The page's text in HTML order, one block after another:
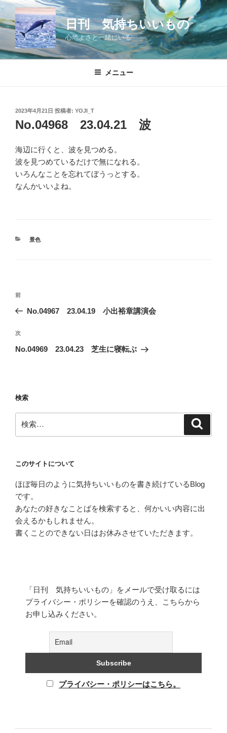
コ
ン
テ
ツ
日刊 気持ちいいもの
心地よさと一緒にいる
メニュー
投
稿
日:
2023年4月21日 投稿者: YOJI_T
No.04968 23.04.21 波
海辺に行くと、波を見つめる。
波を見つめているだけで無になれる。
いろんなことを忘れてぼうっとする。
なんかいいよね。
カ
景色
投
ビ
ゲ
ン
前
の
稿
前
No.04967 23.04.19 小出裕章講演会
次
の
次
No.04969 23.04.23 芝生に寝転ぶ
検索
索:
このサイトについて
ほぼ毎日のように気持ちいいものを書き続けているBlog
です。
あなたの好きなことばを検索すると、何かいい内容に出
会えるかもしれません。
書くことのできない日はお休みさせていただきます。
「日刊 気持ちいいもの」をメールで受け取るには
プライバシー・ポリシーを確認のうえ、こちらから
お申し込みください。
プライバシー・ポリシーはこちら。